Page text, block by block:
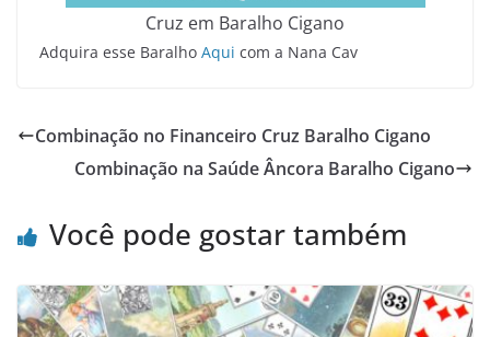
Cruz em Baralho Cigano
Adquira esse Baralho Aqui com a Nana Cav
Combinação no Financeiro Cruz Baralho Cigano
Combinação na Saúde Âncora Baralho Cigano
Você pode gostar também